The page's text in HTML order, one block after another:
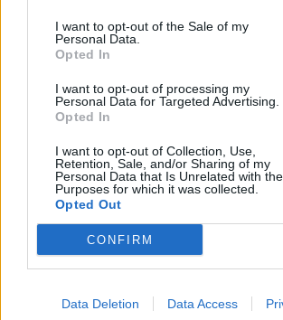
I want to opt-out of the Sale of my
Personal Data.
Opted In
I want to opt-out of processing my
Personal Data for Targeted Advertising.
Opted In
I want to opt-out of Collection, Use,
Retention, Sale, and/or Sharing of my
Personal Data that Is Unrelated with the
Purposes for which it was collected.
Opted Out
CONFIRM
Data Deletion Data Access